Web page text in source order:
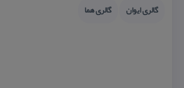
گالری ایوان
گالری هما